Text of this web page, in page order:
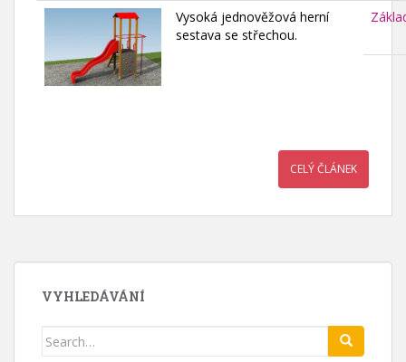
Vysoká jednověžová herní
sestava se střechou.
CELÝ ČLÁNEK
VYHLEDÁVÁNÍ
Search